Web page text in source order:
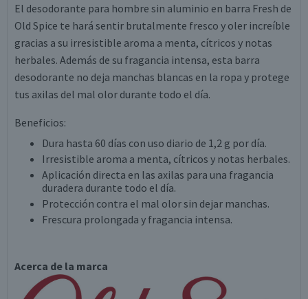
El desodorante para hombre sin aluminio en barra Fresh de
Old Spice te hará sentir brutalmente fresco y oler increíble
gracias a su irresistible aroma a menta, cítricos y notas
herbales. Además de su fragancia intensa, esta barra
desodorante no deja manchas blancas en la ropa y protege
tus axilas del mal olor durante todo el día.
Beneficios:
Dura hasta 60 días con uso diario de 1,2 g por día.
Irresistible aroma a menta, cítricos y notas herbales.
Aplicación directa en las axilas para una fragancia
duradera durante todo el día.
Protección contra el mal olor sin dejar manchas.
Frescura prolongada y fragancia intensa.
Acerca de la marca